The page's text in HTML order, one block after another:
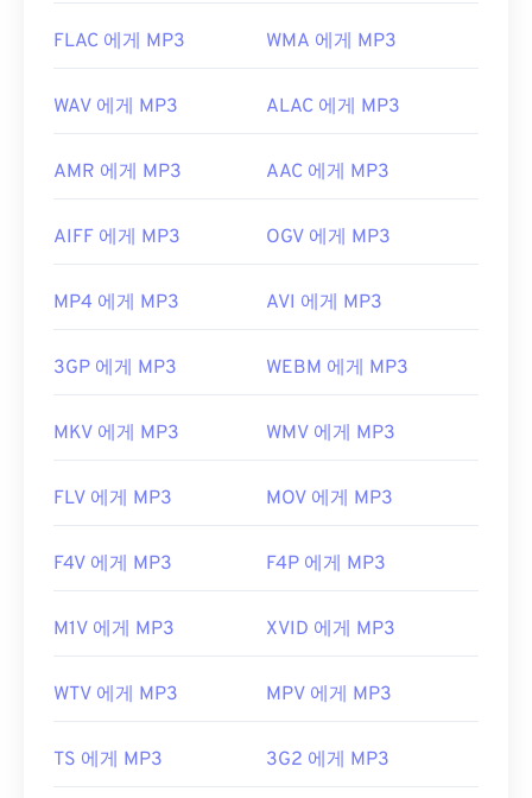
FLAC 에게 MP3 WMA 에게 MP3
WAV 에게 MP3 ALAC 에게 MP3
AMR 에게 MP3 AAC 에게 MP3
AIFF 에게 MP3 OGV 에게 MP3
MP4 에게 MP3 AVI 에게 MP3
3GP 에게 MP3 WEBM 에게 MP3
MKV 에게 MP3 WMV 에게 MP3
FLV 에게 MP3 MOV 에게 MP3
F4V 에게 MP3 F4P 에게 MP3
M1V 에게 MP3 XVID 에게 MP3
WTV 에게 MP3 MPV 에게 MP3
TS 에게 MP3 3G2 에게 MP3